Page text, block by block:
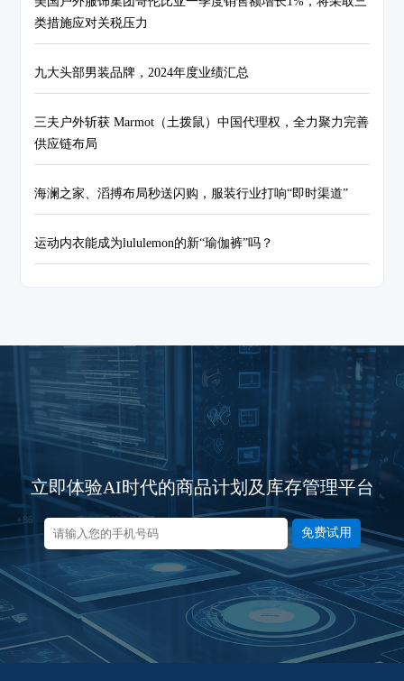
类措施应对关税压力
九大头部男装品牌，2024年度业绩汇总
三夫户外斩获 Marmot（土拨鼠）中国代理权，全力聚力完善
供应链布局
海澜之家、滔搏布局秒送闪购，服装行业打响“即时渠道”
运动内衣能成为lululemon的新“瑜伽裤”吗？
立即体验AI时代的商品计划及库存管理平台
免费试用